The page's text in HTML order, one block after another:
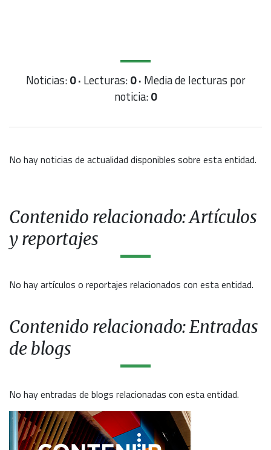
Noticias:0 · Lecturas:0 · Media de lecturas por
noticia:0
No hay noticias de actualidad disponibles sobre esta entidad.
Contenido relacionado: Artículos
y reportajes
No hay artículos o reportajes relacionados con esta entidad.
Contenido relacionado: Entradas
de blogs
No hay entradas de blogs relacionadas con esta entidad.